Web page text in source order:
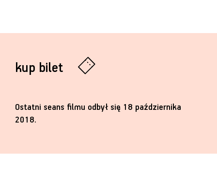
kup bilet
Ostatni seans filmu odbył się 18 października
2018.